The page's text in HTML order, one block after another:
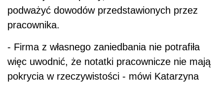
podważyć dowodów przedstawionych przez
pracownika.
- Firma z własnego zaniedbania nie potrafiła
więc uwodnić, że notatki pracownicze nie mają
pokrycia w rzeczywistości - mówi Katarzyna